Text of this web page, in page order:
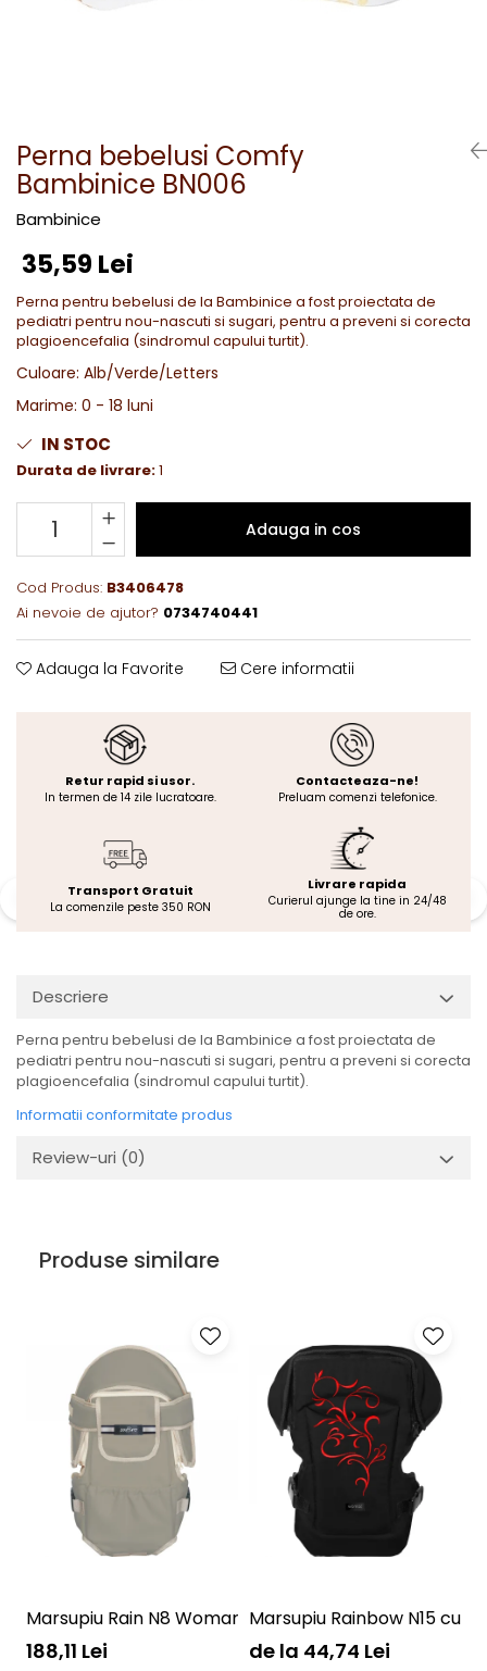
Perna bebelusi Comfy
Bambinice BN006
Bambinice
35,59 Lei
Perna pentru bebelusi de la Bambinice a fost proiectata de
pediatri pentru nou-nascuti si sugari, pentru a preveni si corecta
plagioencefalia (sindromul capului turtit).
Culoare: Alb/Verde/Letters
Marime: 0 - 18 luni
IN STOC
Durata de livrare:1
Adauga in cos
Cod Produs: B3406478
Ai nevoie de ajutor? 0734740441
Adauga la Favorite Cere informatii
Retur rapid si usor.
In termen de 14 zile lucratoare.
Contacteaza-ne!
Preluam comenzi telefonice.
Transport Gratuit
La comenzile peste 350 RON
Livrare rapida
Curierul ajunge la tine in 24/48
de ore.
Descriere
Perna pentru bebelusi de la Bambinice a fost proiectata de
pediatri pentru nou-nascuti si sugari, pentru a preveni si corecta
plagioencefalia (sindromul capului turtit).
Informatii conformitate produs
Review-uri (0)
Produse similare
Marsupiu Rain N8 Womar Zaffiro AN-NN-08
188,11 Lei
Marsupiu Rainbow N15 cu
de la 44,74 Lei